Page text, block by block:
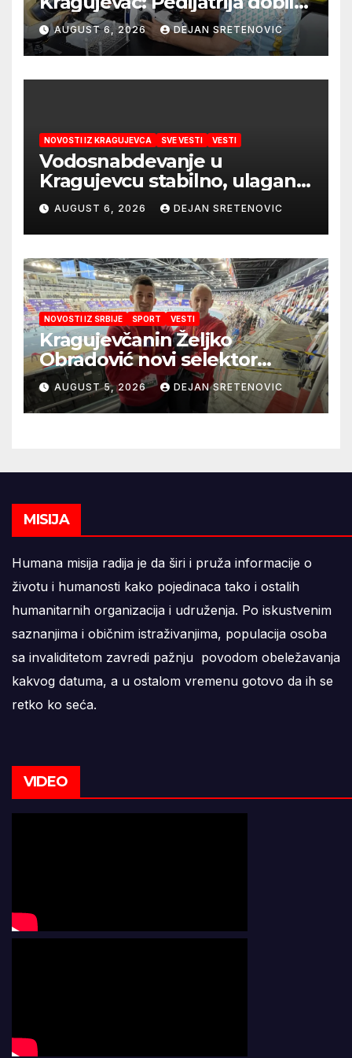
mobilni rendgen i mikroskop
vredne 9,6 miliona dinara
AUGUST 6, 2026 DEJAN SRETENOVIC
NOVOSTI IZ KRAGUJEVCA SVE VESTI VESTI
Vodosnabdevanje u
Kragujevcu stabilno, ulaganja
obezbedila sigurnije
snabdevanje
AUGUST 6, 2026 DEJAN SRETENOVIC
NOVOSTI IZ SRBIJE SPORT VESTI
Kragujevčanin Željko
Obradović novi selektor
Atletske reprezentacije Srbije
AUGUST 5, 2026 DEJAN SRETENOVIC
MISIJA
Humana misija radija je da širi i pruža informacije o
životu i humanosti kako pojedinaca tako i ostalih
humanitarnih organizacija i udruženja. Po iskustvenim
saznanjima i običnim istraživanjima, populacija osoba
sa invaliditetom zavredi pažnju povodom obeležavanja
kakvog datuma, a u ostalom vremenu gotovo da ih se
retko ko seća.
VIDEO